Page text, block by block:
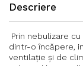
Descriere
Prin nebulizare
dintr-o încăpere,
ventilație și de